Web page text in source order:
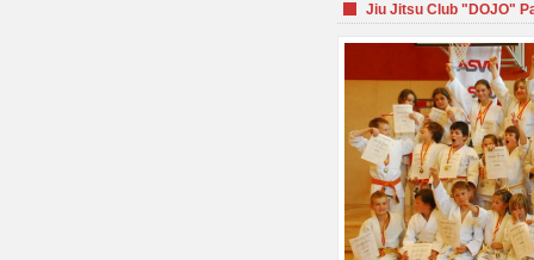
Jiu Jitsu Club "DOJO"